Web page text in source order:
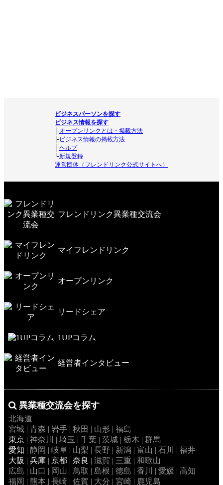
ビジネスパーソンを探す
ビジネス情報を探す
├オープンリンクとは・掲載方法
├ビジネス情報の掲載方法
├ヘルプ
└新規登録
運営団体（フレンドリンク公式サイトへ）
フレンドリンク異業種交流会
マイフレンドリンク
オープンリンク
リードシェア
1UPコラム
経営者インタビュー
異業種交流会を探す
北海道
宮城 | 青森 | 岩手 | 秋田 | 山形 | 福島
東京| 神奈川 | 埼玉 | 千葉 | 茨城 | 栃木 | 群馬
愛知 | 静岡 | 岐阜 | 山梨 | 長野 | 新潟 | 富山 | 石川 | 福井
大阪 | 兵庫| 京都| 奈良 | 滋賀 | 三重 | 和歌山
広島 | 山口 | 岡山 | 鳥取 | 島根 | 徳島 | 香川 | 愛媛 | 高知
福岡 | 熊本 | 長崎 | 佐賀 | 大分 | 宮崎 | 鹿児島